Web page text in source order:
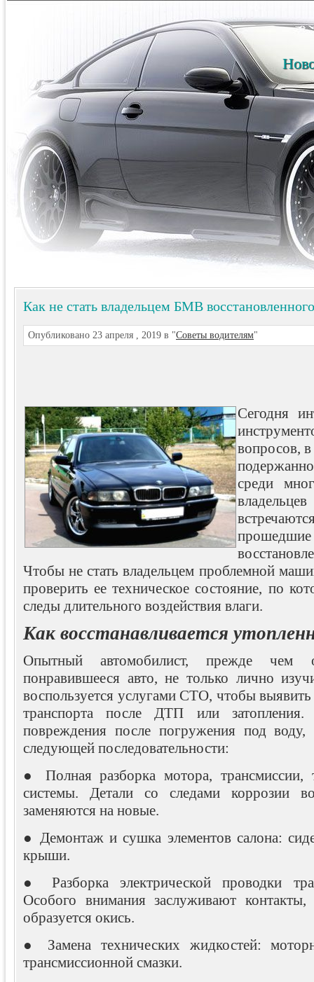
Как не стать владельцем БМВ
Опубликовано 23 апреля , 2019 в "Советы водителям"
Сегодня
вопросов,
среди
Чтобы не стать владельцем проблемной
проверить ее техническое состояние, по
следы длительного воздействия влаги.
Как восстанавливается
Опытный автомобилист, прежде чем
понравившееся авто, не только лично
воспользуется услугами СТО, чтобы выявить
транспорта после ДТП или затопления.
повреждения после погружения под воду,
следующей последовательности:
● Полная разборка мотора, трансмиссии,
системы. Детали со следами коррозии
заменяются на новые.
● Демонтаж и сушка элементов салона:
крыши.
● Разборка электрической проводки
Особого внимания заслуживают
образуется окись.
● Замена технических жидкостей:
трансмиссионной смазки.